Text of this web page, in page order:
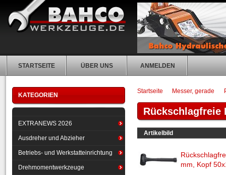
STARTSEITE ÜBER UNS ANMELDEN
Startseite Messer, gerade
Rückschlagfreie
Artikelbild
mm, Kopf
KATEGORIEN
EXTRANEWS 2026
Ausdreher und Abzieher
Betriebs- und Werkstatteinrichtung
Drehmomentwerkzeuge